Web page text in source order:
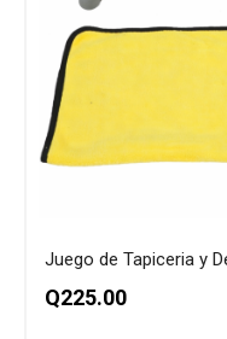
Juego de Tapiceria y
Q225.00